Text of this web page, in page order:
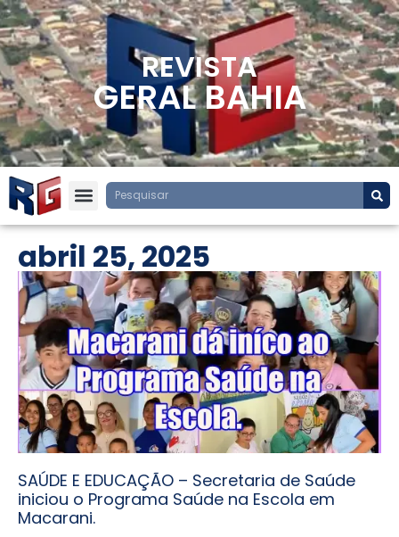
REVISTA
GERAL BAHIA
abril 25, 2025
SAÚDE E EDUCAÇÃO – Secretaria de Saúde
iniciou o Programa Saúde na Escola em
Macarani.